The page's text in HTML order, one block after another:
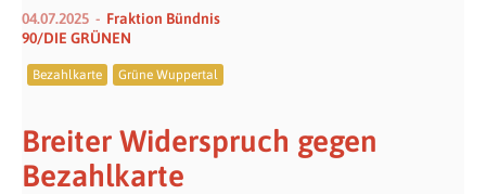
04.07.2025
Fraktion Bündnis
90/DIE GRÜNEN
Bezahlkarte Grüne Wuppertal
Breiter Widerspruch gegen
Bezahlkarte